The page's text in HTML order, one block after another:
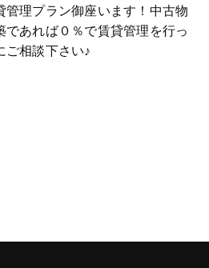
管理プラン御座います！中古物
あれば０％で賃貸管理を行っ
ご相談下さい♪